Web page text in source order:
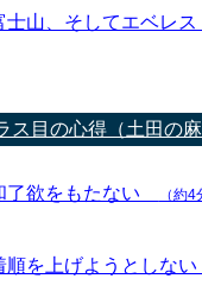
士山、そしてエベレ
ス目の心得（土田の麻
了欲をもたない （約4
順を上げようとしな